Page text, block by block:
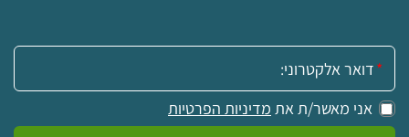
אימייל:
אני מאשר/ת את מדיניות הפרטיות